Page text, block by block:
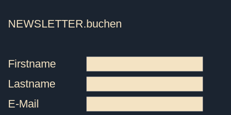
NEWSLETTER.buchen
Firstname
Lastname
E-Mail